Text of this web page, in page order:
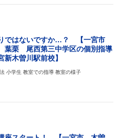
ではないですか…？ 【一宮市
栗 尾西第三中学区の個別指導
木曽川駅前校】
小学生 教室での指導 教室の様子